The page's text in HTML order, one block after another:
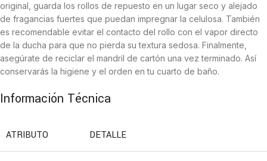
original, guarda los rollos de repuesto en un lugar seco y alejado
de fragancias fuertes que puedan impregnar la celulosa. También
es recomendable evitar el contacto del rollo con el vapor directo
de la ducha para que no pierda su textura sedosa. Finalmente,
asegúrate de reciclar el mandril de cartón una vez terminado. Así
conservarás la higiene y el orden en tu cuarto de baño.
Información Técnica
ATRIBUTO DETALLE